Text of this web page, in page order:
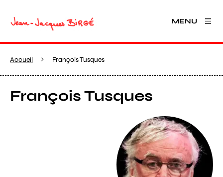
MENU
Accueil François Tusques
François Tusques
Agrandir